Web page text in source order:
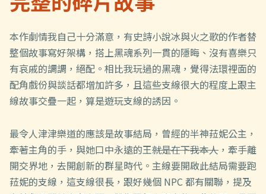
本作劇情我自己十分滿意，有史詩小說冰與火之歌的作者替
整個故事寫好架構，搭上黑魂系列一貫的隱晦、沒有喜樂只
有哀戚的調調，絕配。相比我玩過的黑魂，覺得法環裡面的
配角戲份與談話都增加許多，且這些支線很大的程度上跟主
線故事交疊一起，算是遊玩支線的誘因。
最令人津津樂道的應該是故事結局，曾經的半神菈妮公主，
牽著主角的手，與她口中永遠的王就是在下我本人 ，牽手離
開交界地，去開創新的群星時代。主線要開啟此結局需要跑
菈妮的支線，這支線很長，跟好幾個 NPC 都有關聯，提及